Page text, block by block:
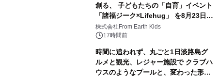
創る、 子どもたちの「自育」イベント
「諸福ジーク×Lifehug」 を8月23日
(日)開催
株式会社From Earth Kids
17時間前
時間に追われず、丸ごと1日淡路島グ
ルメと観光、レジャー施設で クラブハ
ウスのようなプールと、変わった形の